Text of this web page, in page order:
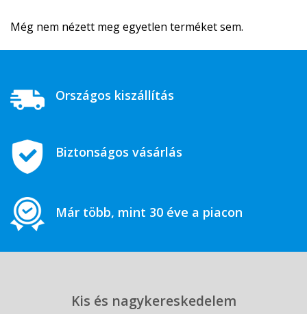
Még nem nézett meg egyetlen terméket sem.
Országos kiszállítás
Biztonságos vásárlás
Már több, mint 30 éve a piacon
Kis és nagykereskedelem